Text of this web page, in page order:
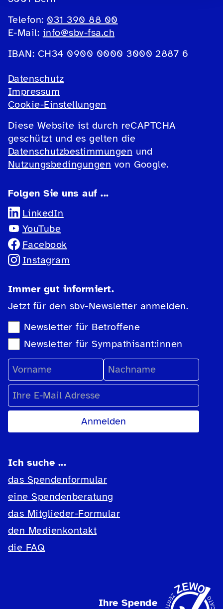
Telefon: 031 390 88 00
E-Mail: info@sbv-fsa.ch
IBAN: CH34 0900 0000 3000 2887 6
Datenschutz
Impressum
Cookie-Einstellungen
Diese Website ist durch reCAPTCHA
geschützt und es gelten die
Datenschutzbestimmungen und
Nutzungsbedingungen von Google.
Folgen Sie uns auf ...
LinkedIn
YouTube
Facebook
Instagram
Immer gut informiert.
Jetzt für den sbv-Newsletter anmelden.
Newsletter-Auswahl
Newsletter für Betroffene
Newsletter für Sympathisant:innen
Vorname
Nachname
E-Mail Adresse
Ich suche ...
das Spendenformular
eine Spendenberatung
das Mitglieder-Formular
den Medienkontakt
die FAQ
Ihre Spende